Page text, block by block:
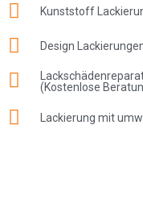
Kunststoff
Design
(Kostenlose
Lackierung mit